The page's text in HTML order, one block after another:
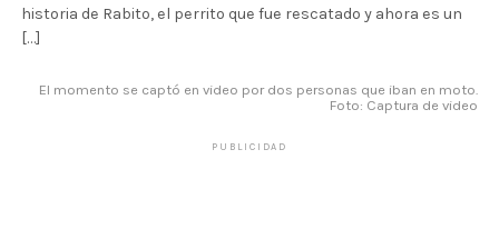
historia de Rabito, el perrito que fue rescatado y ahora es un
[…]
El momento se captó en video por dos personas que iban en moto.
Foto: Captura de video
PUBLICIDAD